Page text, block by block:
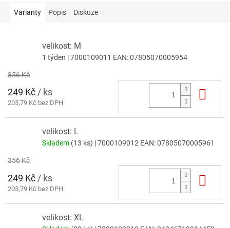
Varianty Popis Diskuze
velikost: M
1 týden | 7000109011 EAN:07805070005954
356 Kč
249 Kč / ks
205,79 Kč bez DPH
velikost: L
Skladem (13 ks) | 7000109012 EAN:07805070005961
356 Kč
249 Kč / ks
205,79 Kč bez DPH
velikost: XL